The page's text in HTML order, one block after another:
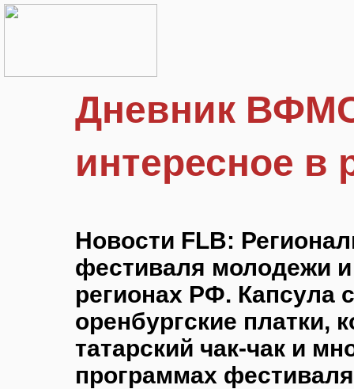
Дневник
интересное в
Новости FLB:
фестиваля молодежи и
регионах РФ. Капсула
оренбургские платки,
татарский чак-чак и
программах